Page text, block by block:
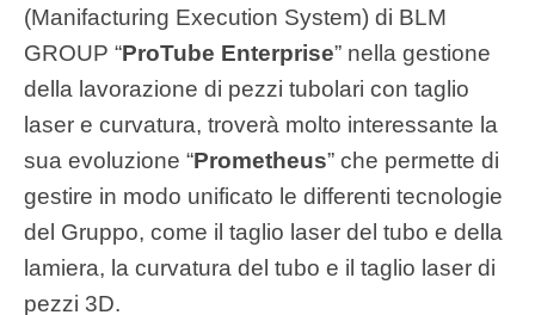
(Manifacturing Execution System) di BLM
GROUP “ProTube Enterprise” nella gestione
della lavorazione di pezzi tubolari con taglio
laser e curvatura, troverà molto interessante la
sua evoluzione “Prometheus” che permette di
gestire in modo unificato le differenti tecnologie
del Gruppo, come il taglio laser del tubo e della
lamiera, la curvatura del tubo e il taglio laser di
pezzi 3D.